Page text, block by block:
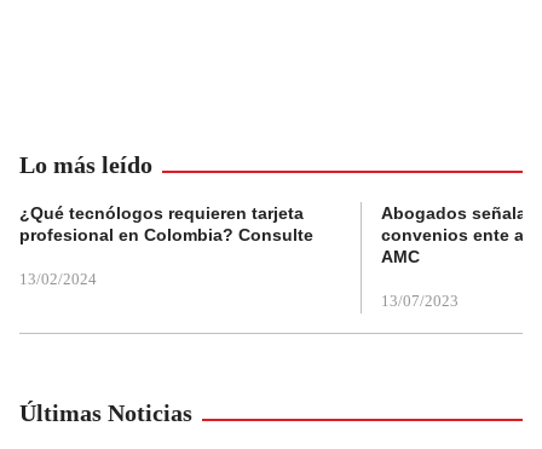
Lo más leído
¿Qué tecnólogos requieren tarjeta
profesional en Colombia? Consulte
13/02/2024
Abogados
convenios ente
AMC
13/07/2023
Últimas Noticias